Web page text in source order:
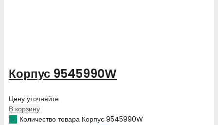
Корпус 9545990W
Цену уточняйте
В корзину
Количество товара Корпус 9545990W